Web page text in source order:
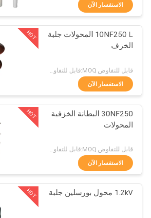
مراقبة
الجودة
اتصل
أخبار
خريطة
الموقع
PRIVACY
POLICY
عازل آخر
الصلبة الأساسية
33
البطانات الخزفية
المحولات
93
الاستفسار الآن
HOT
10NF250 L المحولات جلبة
الخزف
الاستفسار الآن
HOT
30NF250 البطانة الخزفية
المحولات
قابل للتفاوض MOQ:قابل للتفاوض
الاستفسار الآن
HOT 1.2kV محول بورسلين جلبة